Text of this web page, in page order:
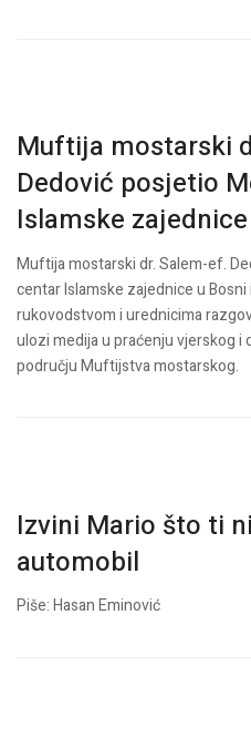
Muftija mostarski
Dedović posjetio
Islamske
Muftija mostarski dr. Salem-ef.
centar Islamske zajednice u
rukovodstvom i urednicima
ulozi medija u praćenju vjerskog
području Muftijstva mostarskog.
Izvini Mario što ti
automobil
Piše: Hasan Eminović